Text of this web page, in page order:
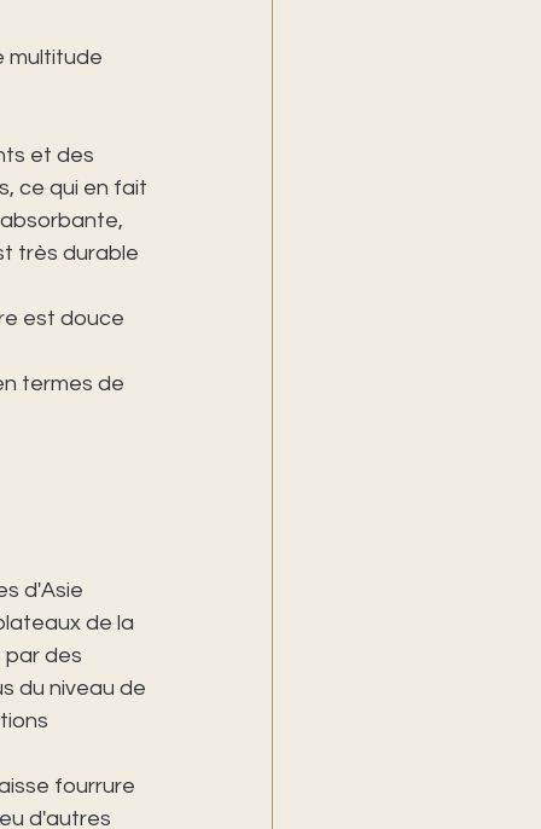
multitude
et des
ce qui en fait
très durable
est douce
termes de
d'Asie
de la
par des
du niveau de
fourrure
d'autres